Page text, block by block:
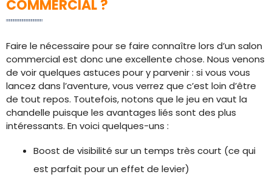
COMMERCIAL ?
Faire le nécessaire pour se faire connaître lors d’un salon
commercial est donc une excellente chose. Nous venons
de voir quelques astuces pour y parvenir : si vous vous
lancez dans l’aventure, vous verrez que c’est loin d’être
de tout repos. Toutefois, notons que le jeu en vaut la
chandelle puisque les avantages liés sont des plus
intéressants. En voici quelques-uns :
Boost de visibilité sur un temps très court (ce qui
est parfait pour un effet de levier)